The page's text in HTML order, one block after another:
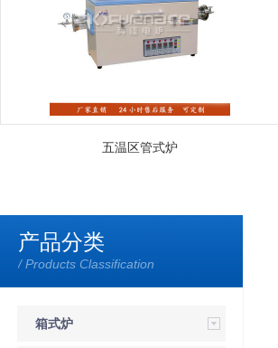
五温区管式炉
产品分类
/ Products Classification
箱式炉